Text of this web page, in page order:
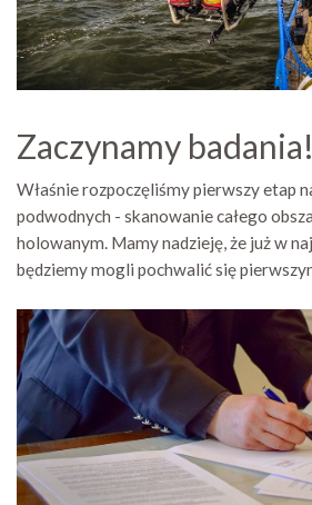
Zaczynamy badania!
Właśnie rozpoczęliśmy pierwszy etap
podwodnych - skanowanie całego
holowanym. Mamy nadzieję, że już w
będziemy mogli pochwalić się